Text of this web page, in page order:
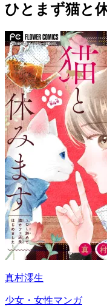
ひとまず猫と
真村澪生
少女・女性マンガ